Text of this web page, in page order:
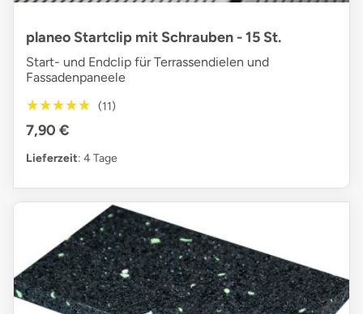
planeo Startclip mit Schrauben - 15 St.
Start- und Endclip für Terrassendielen und
Fassadenpaneele
★★★★★
★★★★★ (11)
7,90 €
Lieferzeit: 4 Tage